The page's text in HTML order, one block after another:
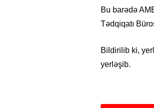
Bu barədə
Tədqiqatı
Bildirilib ki,
yerləşib.